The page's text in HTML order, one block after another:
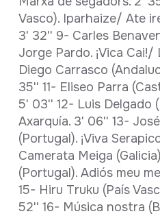
Vasco). Iparhaize/ Ate
3' 32'' 9- Carles
Jorge Pardo. ¡Vica
Diego Carrasco
35'' 11- Eliseo Parra
5' 03'' 12- Luis Delgado
Axarquía. 3' 06'' 13-
(Portugal). ¡Viva
Camerata Meiga
(Portugal). Adiós meu
15- Hiru Truku (País
52'' 16- Música nostra